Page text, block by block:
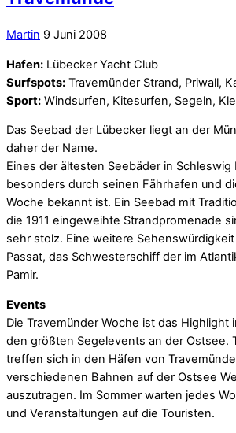
Martin 9 Juni 2008
Hafen: Lübecker Yacht Club
Surfspots: Travemünder Strand, Priwall,
Sport: Windsurfen, Kitesurfen, Segeln,
Das Seebad der Lübecker liegt an der
daher der Name.
Eines der ältesten Seebäder in
besonders durch seinen Fährhafen und
Woche bekannt ist. Ein Seebad mit
die 1911 eingeweihte Strandpromenade
sehr stolz. Eine weitere
Passat, das Schwesterschiff der im
Pamir.
Events
Die Travemünder Woche ist das Highlight
den größten Segelevents an der Ostsee.
treffen sich in den Häfen von
verschiedenen Bahnen auf der Ostsee
auszutragen. Im Sommer warten jedes
und Veranstaltungen auf die Touristen.